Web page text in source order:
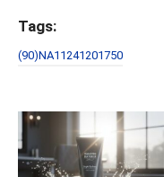
ce
b
o
k
er
Tags:
(90)NA11241201750